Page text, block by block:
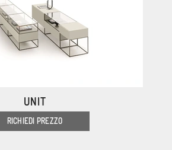
UNIT
RICHIEDI PREZZO